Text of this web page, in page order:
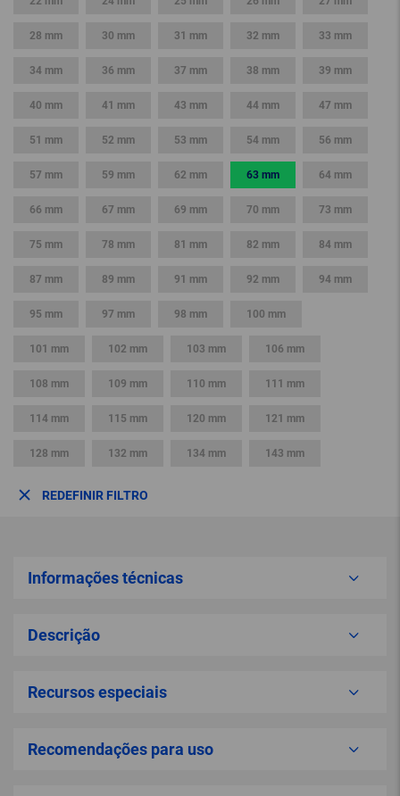
28 mm 30 mm 31 mm 32 mm 33 mm
34 mm 36 mm 37 mm 38 mm 39 mm
40 mm 41 mm 43 mm 44 mm 47 mm
51 mm 52 mm 53 mm 54 mm 56 mm
57 mm 59 mm 62 mm 63 mm 64 mm
66 mm 67 mm 69 mm 70 mm 73 mm
75 mm 78 mm 81 mm 82 mm 84 mm
87 mm 89 mm 91 mm 92 mm 94 mm
95 mm 97 mm 98 mm 100 mm
101 mm 102 mm 103 mm 106 mm
108 mm 109 mm 110 mm 111 mm
114 mm 115 mm 120 mm 121 mm
128 mm 132 mm 134 mm 143 mm
REDEFINIR FILTRO
Informações técnicas
Descrição
Recursos especiais
Recomendações para uso